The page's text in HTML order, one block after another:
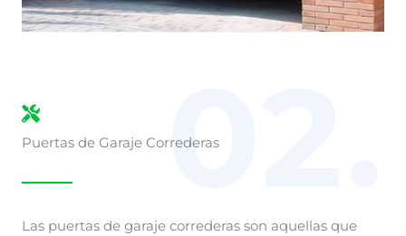
Puertas de Garaje Correderas02.
Las puertas de garaje correderas son aquellas que